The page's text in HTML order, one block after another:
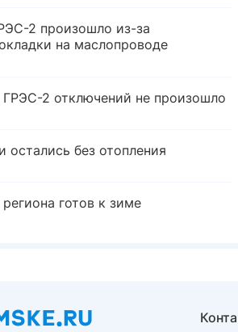
2 произошло из-за
на маслопроводе
2 отключений не произошло
остались без отопления
готов к зиме